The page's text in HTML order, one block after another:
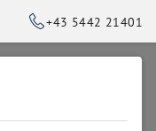
+43 5442 21401